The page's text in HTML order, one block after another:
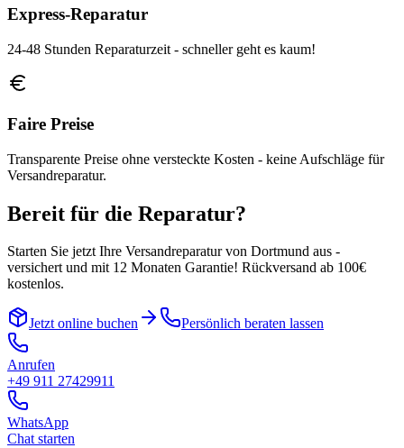
Express-Reparatur
24-48 Stunden Reparaturzeit - schneller geht es kaum!
Faire Preise
Transparente Preise ohne versteckte Kosten - keine Aufschläge für
Versandreparatur.
Bereit für die Reparatur?
Starten Sie jetzt Ihre Versandreparatur von Dortmund aus -
versichert und mit 12 Monaten Garantie! Rückversand ab 100€
kostenlos.
Jetzt online buchen Persönlich beraten lassen
Anrufen
+49 911 27429911
WhatsApp
Chat starten